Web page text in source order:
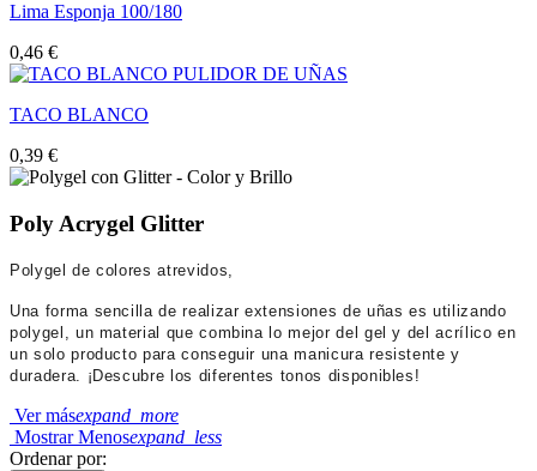
Lima Esponja 100/180
0,46 €
TACO BLANCO
0,39 €
Poly Acrygel Glitter
Polygel de colores atrevidos,
Una forma sencilla de realizar extensiones de uñas es utilizando
polygel, un material que combina lo mejor del gel y del acrílico en
un solo producto para conseguir una manicura resistente y
duradera. ¡Descubre los diferentes tonos disponibles!
Ver másexpand_more
Mostrar Menosexpand_less
Ordenar por: